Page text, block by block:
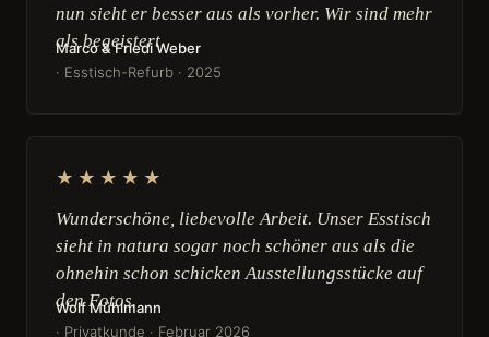
nun sieht er besser aus als vorher. Wir sind mehr
als begeistert.
Marco & Friedi Weber
· Esstisch-Refurb · 2025
★★★★★
Wunderschöne, liebevolle Arbeit. Unser Esstisch
sieht in natura sogar noch schöner aus als die
ohnehin schon schicken Ausstellungsstücke auf
den Fotos.
Wolf Mühlmann
· Privatkunde · Februar 2026